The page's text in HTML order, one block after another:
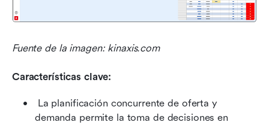
Fuente de la imagen: kinaxis.com
Características clave:
La planificación concurrente de oferta y
demanda permite la toma de decisiones en